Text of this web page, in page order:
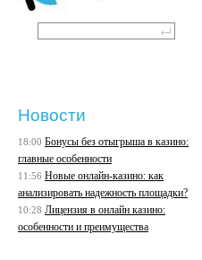
Новости
18:00 Бонусы без отыгрыша в казино:
главные особенности
11:56 Новые онлайн-казино: как
анализировать надежность площадки?
10:28 Лицензия в онлайн казино:
особенности и преимущества